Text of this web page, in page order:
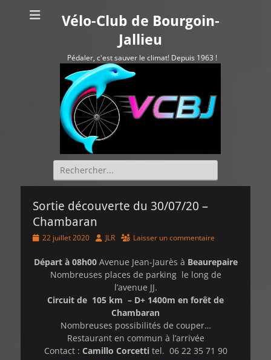
Vélo-Club de Bourgoin-
Jallieu
Pédaler, c'est sauver le climat! Depuis 1963 !
Rechercher :
Sortie découverte du 30/07/20 –
Chambaran
Posted22 juillet 2020 Author
JLR Laisser un commentaire
Départ à 08h00Avenue Jean-Jaurès à Beaurepaire
Nombreuses places de parking le long de
l’avenue JJ.
Circuit de 105 km – D+ 1400m en forêt de
Chambaran
Nombreuses possibilités de couper…
Restaurant en commun à l’arrivée
Contact : Camillo Corcettitel. 06 22 35 71 90